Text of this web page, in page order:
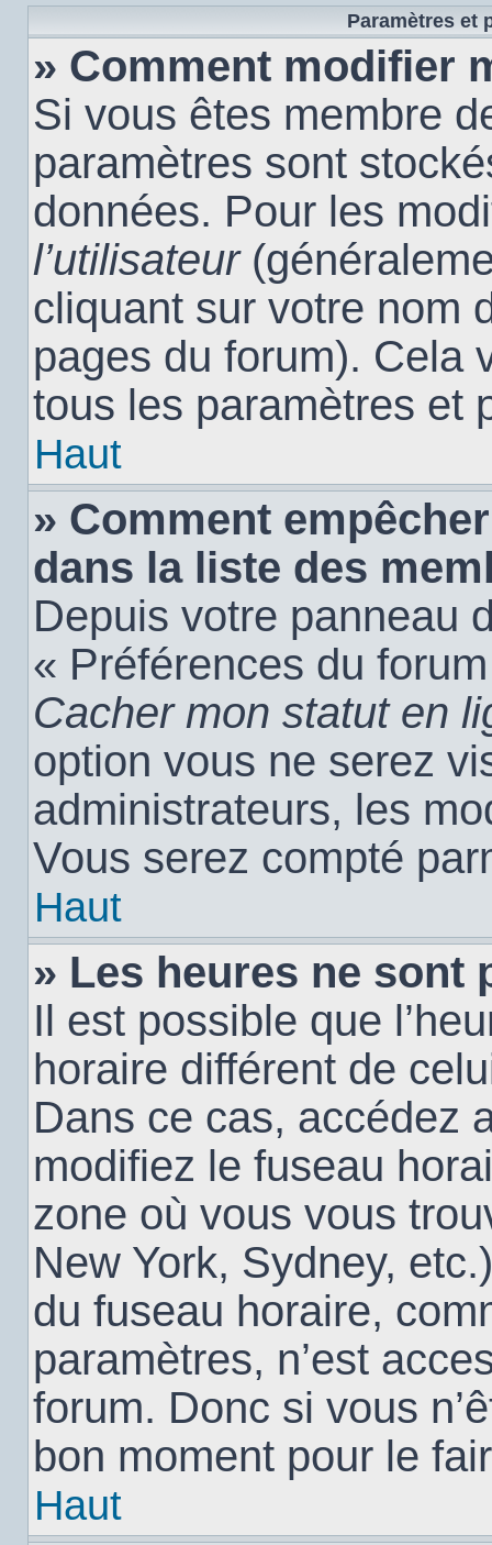
Paramètres et
» Comment modifier
Si vous êtes membre
paramètres sont
données. Pour les
l’utilisateur
cliquant sur votre nom
pages du forum). Cela
tous les paramètres et
Haut
» Comment
dans la liste des
Depuis votre panneau
« Préférences du
Cacher mon statut en
option vous ne serez
administrateurs, les
Vous serez compté
Haut
» Les heures ne sont
Il est possible que
horaire différent de
Dans ce cas, accédez
modifiez le fuseau
zone où vous vous
New York, Sydney,
du fuseau horaire,
paramètres, n’est
forum. Donc si vous
bon moment pour le
Haut